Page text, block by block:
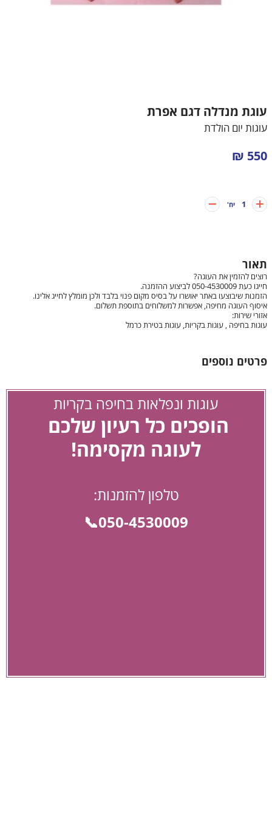
עוגות לבנים
עוגות מספרים
קאפקייקס מעוצבים
עוגת מנדלה דגם אפרת
עוגות יום הולדת
550 ₪
1 יח'
תאור
רוצים להזמין את העוגה?
חייגו כעת 050-4530009 לביצוע ההזמנה.
הזמנות שיבוצעו באתר יאושרו על בסיס מקום פנוי בלבד ולכן מומלץ לחייג אלינו.
איסוף העוגה מחיפה, אפשרות למשלוחים בתוספת תשלום.
אזורי שירות:
עוגות בחיפה , עוגות בקריות, עוגות בטירת כרמל
פרטים נוספים
עוגות ונפלאות בחיפה בקריות
הופכים כל רעיון שלכם
לעוגה מקסימה!
טלפון להזמנות:
050-4530009📞